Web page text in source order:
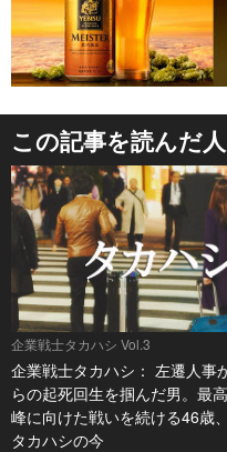
この記事を読んだ
企業戦士タカハシ Vol.3
企業戦士タカハシ： 左遷人事
らの起死回生を掴んだ男。最高
峰に向けた戦いを続ける46歳、
タカハシの今